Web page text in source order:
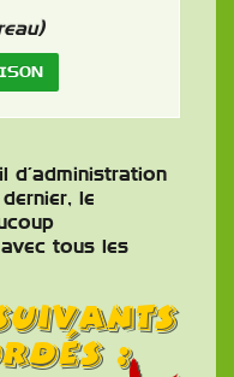
d’administration
le
tous les
: